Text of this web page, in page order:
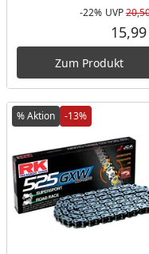
-22% UVP
Zum Produkt
% Aktion -13%